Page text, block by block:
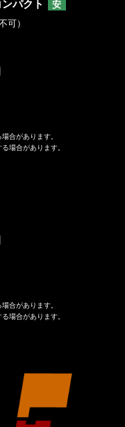
パクト
安
可）
合があります。
場合があります。
合があります。
場合があります。